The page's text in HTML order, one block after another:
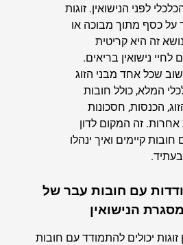
לפני הנישואין. זוגות
על כסף מתוך מבוכה או
זה היא קריטית
לחיי נישואין בריאים.
שכל אחד מבני הזוג
המלא, כולל חובות
הכנסות, חסכונות
אחרות. זה המקום לדון
חובות קיימים ואיך ינהלו
עם חובות עבר של
הנישואין
יכולים להתמודד עם חובות